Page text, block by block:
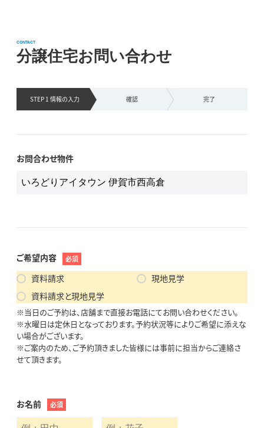
分譲住宅お問い合わせ
CONTACT
STEP 1 情報の入力 確認 完了
お問合わせ物件
ご希望内容 必須
資料請求
現地見学
資料請求と現地見学
※当日のご予約は、店舗まで直接お電話にてお問い合わせください。
※水曜日は定休日となっております。予約状況等によりご希望に添えな
い場合がございます。
※ご案内のため、ご予約頂きました皆様には事前に担当からご連絡さ
せて頂きます。
お名前 必須